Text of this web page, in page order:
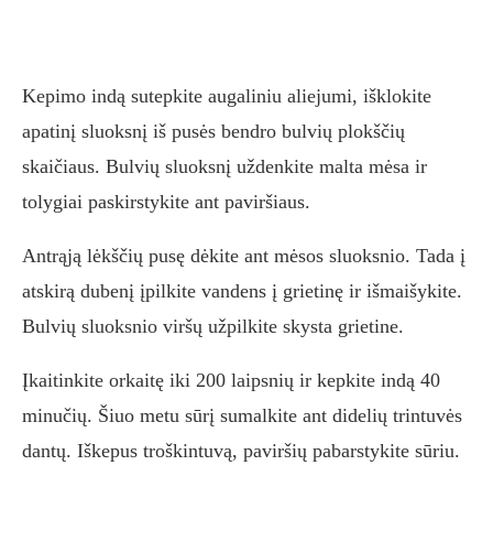
Kepimo indą sutepkite augaliniu aliejumi, išklokite
apatinį sluoksnį iš pusės bendro bulvių plokščių
skaičiaus. Bulvių sluoksnį uždenkite malta mėsa ir
tolygiai paskirstykite ant paviršiaus.
Antrąją lėkščių pusę dėkite ant mėsos sluoksnio. Tada į
atskirą dubenį įpilkite vandens į grietinę ir išmaišykite.
Bulvių sluoksnio viršų užpilkite skysta grietine.
Įkaitinkite orkaitę iki 200 laipsnių ir kepkite indą 40
minučių. Šiuo metu sūrį sumalkite ant didelių trintuvės
dantų. Iškepus troškintuvą, paviršių pabarstykite sūriu.